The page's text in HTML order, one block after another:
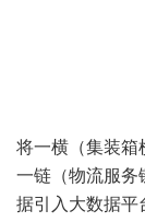
将一横（集装箱
一链（物流服务
据引入大数据平